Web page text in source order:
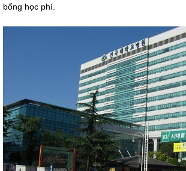
bổng học phí.